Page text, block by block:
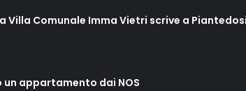
Villa Comunale Imma Vietri scrive a Piantedosi
appartamento dai NOS